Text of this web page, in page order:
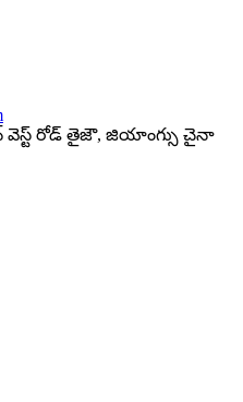
వెస్ట్ రోడ్ తైజౌ, జియాంగ్సు చైనా